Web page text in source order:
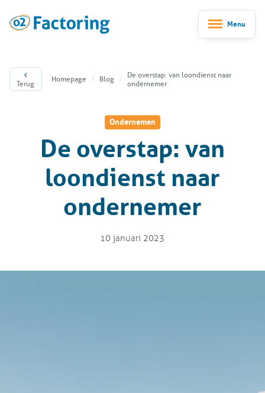
Menu
Terug Homepage Blog
De overstap: van loondienst naar
ondernemer
Ondernemen
De overstap: van
loondienst naar
ondernemer
10 januari 2023